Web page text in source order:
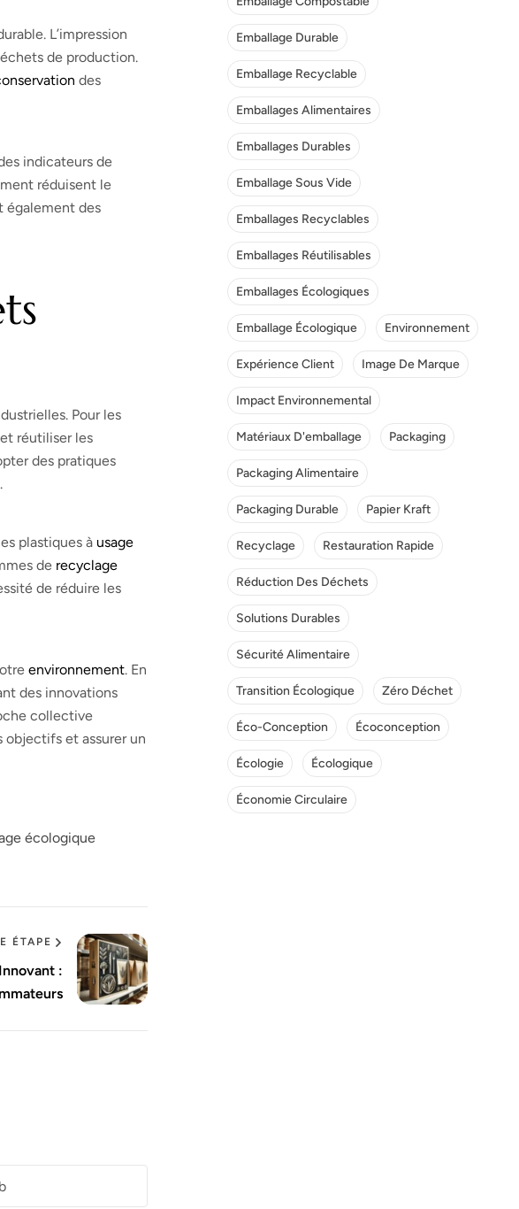
L’impression
de production.
des
indicateurs de
réduisent le
également des
Pour les
réutiliser les
des pratiques
plastiques à usage
de recyclage
de réduire les
environnement. En
des innovations
collective
et assurer un
écologique
ÉTAPE
:
Emballage Durable
Emballage Recyclable
Emballages Alimentaires
Emballages Durables
Emballage Sous Vide
Emballages Recyclables
Emballages Réutilisables
Emballages Écologiques
Emballage Écologique Environnement
Expérience Client Image De Marque
Impact Environnemental
Matériaux D'emballage Packaging
Packaging Alimentaire
Packaging Durable Papier Kraft
Recyclage Restauration Rapide
Réduction Des Déchets
Solutions Durables
Sécurité Alimentaire
Transition Écologique Zéro Déchet
Éco-Conception Écoconception
Écologie Écologique
Économie Circulaire